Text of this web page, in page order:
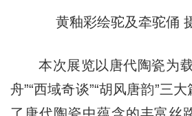
黄釉彩绘驼及牵驼俑
本次展览以唐代陶瓷为载
舟”“西域奇谈”“胡风唐韵”三